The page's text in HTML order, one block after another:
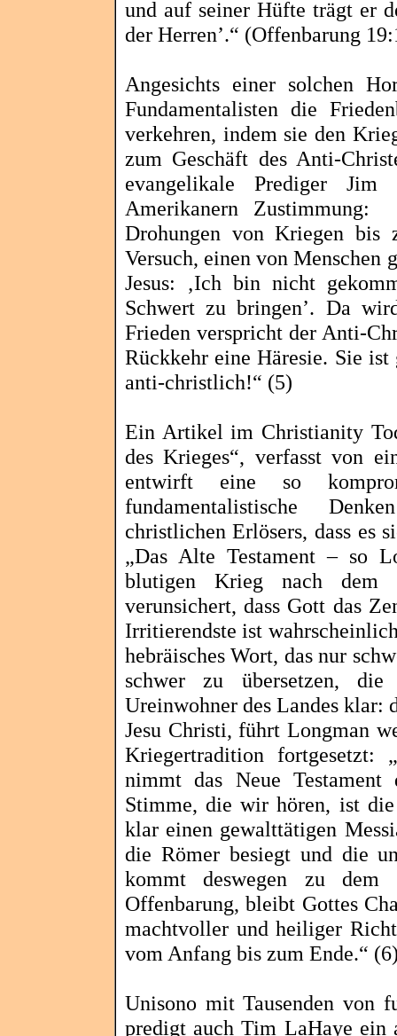
und auf seiner Hüfte trägt er
der Herren’.“ (Offenbarung
Angesichts einer solchen
Fundamentalisten die
verkehren, indem sie den
zum Geschäft des Anti-
evangelikale Prediger Jim
Amerikanern Zustimmung:
Drohungen von Kriegen
Versuch, einen von Menschen
Jesus: ‚Ich bin nicht
Schwert zu bringen’. Da
Frieden verspricht der Anti-
Rückkehr eine Häresie. Sie
anti-christlich!“ (5)
Ein Artikel im Christianity
des Krieges“, verfasst von
entwirft eine so
fundamentalistische
christlichen Erlösers, dass es
„Das Alte Testament – so
blutigen Krieg nach dem
verunsichert, dass Gott das
Irritierendste ist
hebräisches Wort, das nur
schwer zu übersetzen,
Ureinwohner des Landes klar:
Jesu Christi, führt Longman
Kriegertradition fortgesetzt:
nimmt das Neue
Stimme, die wir hören, ist
klar einen gewalttätigen
die Römer besiegt und die
kommt deswegen zu dem
Offenbarung, bleibt Gottes
machtvoller und heiliger
vom Anfang bis zum Ende.“
Unisono mit Tausenden von
predigt auch Tim LaHaye ein